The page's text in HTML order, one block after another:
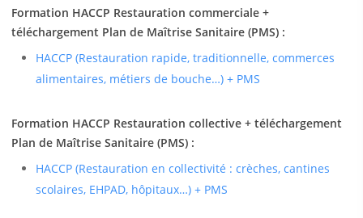
Formation HACCP Restauration commerciale +
téléchargement Plan de Maîtrise Sanitaire (PMS) :
HACCP (Restauration rapide, traditionnelle, commerces
alimentaires, métiers de bouche…) + PMS
Formation HACCP Restauration collective + téléchargement
Plan de Maîtrise Sanitaire (PMS) :
HACCP (Restauration en collectivité : crèches, cantines
scolaires, EHPAD, hôpitaux…) + PMS